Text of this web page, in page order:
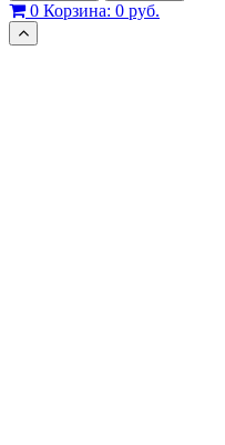
0 Корзина: 0 руб.